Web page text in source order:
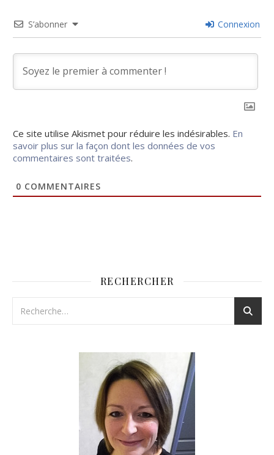
S’abonner Connexion
Ce site utilise Akismet pour réduire les indésirables. En
savoir plus sur la façon dont les données de vos
commentaires sont traitées.
0 COMMENTAIRES
RECHERCHER